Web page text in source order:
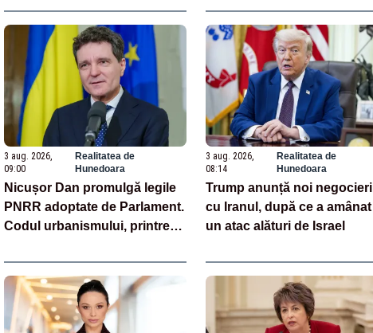
măsură vinovat de prezumtiva
apocalipsă energetică”
partidele după 15 august
3 aug. 2026,
09:00
Realitatea de
Hunedoara
Nicușor Dan promulgă legile
PNRR adoptate de Parlament.
Codul urbanismului, printre
3 aug. 2026,
08:14
Realitatea de
Hunedoara
Trump anunță noi negocieri
cu Iranul, după ce a amânat
un atac alături de Israel